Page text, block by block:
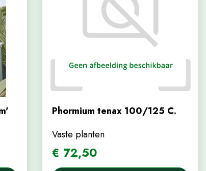
Phormium tenax 100/125 C.
Vaste planten
€ 72,50